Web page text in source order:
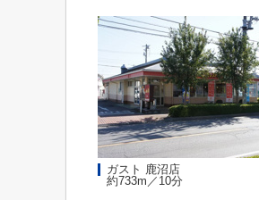
ガスト 鹿沼店
約733m／10分